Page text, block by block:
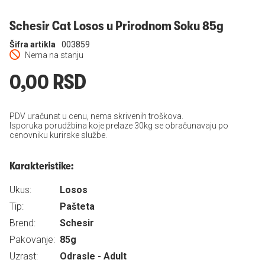
Schesir Cat Losos u Prirodnom Soku 85g
Nema na stanju
Šifra artikla 003859
0,00 RSD
PDV uračunat u cenu, nema skrivenih troškova.
Isporuka porudžbina koje prelaze 30kg se obračunavaju po
cenovniku kurirske službe.
Karakteristike:
Ukus:
Losos
Tip:
Pašteta
Brend:
Schesir
Pakovanje: 85g
Uzrast:
Odrasle - Adult